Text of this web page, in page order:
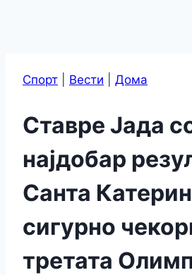
Спорт Вести Дома
Ставре Јада
најдобар
Санта
сигурно
третата